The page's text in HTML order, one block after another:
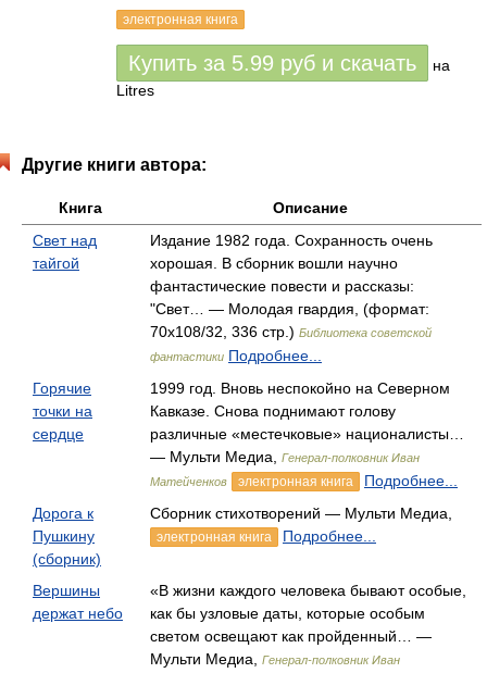
электронная книга
Купить за 5.99 руб и скачать
на
Litres
Другие книги автора:
Книга
Описание
Свет над
тайгой
Издание 1982 года. Сохранность очень
хорошая. В сборник вошли научно
фантастические повести и рассказы:
"Свет… — Молодая гвардия, (формат:
70x108/32, 336 стр.) Библиотека советской
фантастики Подробнее...
Горячие
точки на
сердце
1999 год. Вновь неспокойно на Северном
Кавказе. Снова поднимают голову
различные «местечковые» националисты…
— Мульти Медиа,
Генерал-полковник Иван
Матейченков
электронная книга
Подробнее...
Дорога к
Пушкину
(сборник)
Сборник стихотворений — Мульти Медиа,
электронная книга Подробнее...
Вершины
держат небо
«В жизни каждого человека бывают особые,
как бы узловые даты, которые особым
светом освещают как пройденный… —
Мульти Медиа,
Генерал-полковник Иван